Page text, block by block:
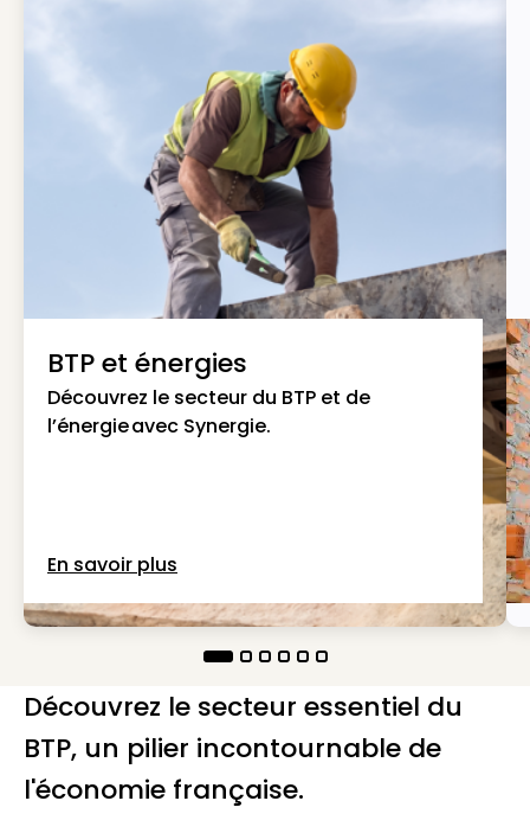
BTP et énergies
Découvrez le secteur du BTP et de
l’énergie avec Synergie.
En savoir plus
Découvrez le secteur essentiel du
BTP, un pilier incontournable de
l'économie française.